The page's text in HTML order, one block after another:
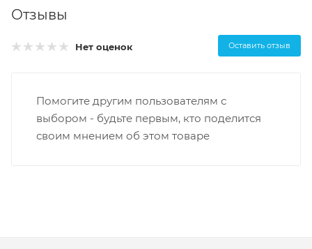
Отзывы
Нет оценок Оставить отзыв
Помогите другим пользователям с
выбором - будьте первым, кто поделится
своим мнением об этом товаре